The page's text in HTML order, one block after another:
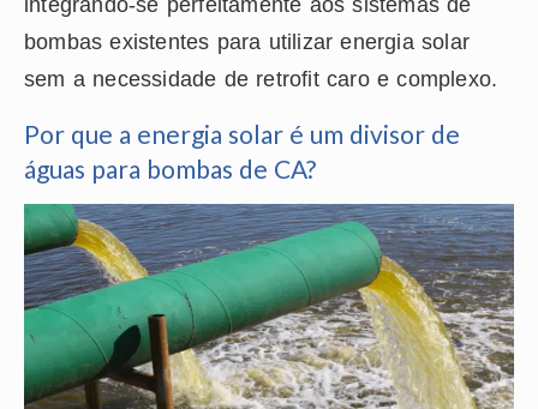
bombas existentes para utilizar energia solar
sem a necessidade de retrofit caro e complexo.
Por que a energia solar é um divisor de
águas para bombas de CA?